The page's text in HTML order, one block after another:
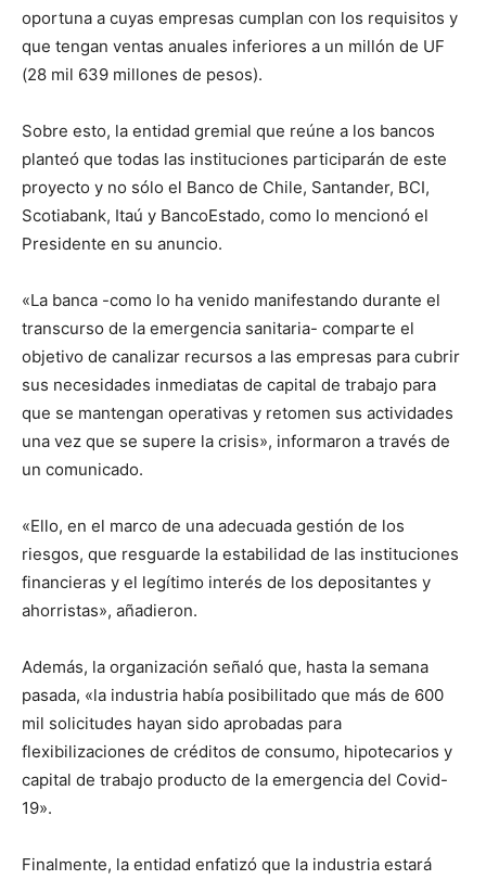
oportuna a cuyas empresas cumplan con los requisitos y
que tengan ventas anuales inferiores a un millón de UF
(28 mil 639 millones de pesos).
Sobre esto, la entidad gremial que reúne a los bancos
planteó que todas las instituciones participarán de este
proyecto y no sólo el Banco de Chile, Santander, BCI,
Scotiabank, Itaú y BancoEstado, como lo mencionó el
Presidente en su anuncio.
«La banca -como lo ha venido manifestando durante el
transcurso de la emergencia sanitaria- comparte el
objetivo de canalizar recursos a las empresas para cubrir
sus necesidades inmediatas de capital de trabajo para
que se mantengan operativas y retomen sus actividades
una vez que se supere la crisis», informaron a través de
un comunicado.
«Ello, en el marco de una adecuada gestión de los
riesgos, que resguarde la estabilidad de las instituciones
financieras y el legítimo interés de los depositantes y
ahorristas», añadieron.
Además, la organización señaló que, hasta la semana
pasada, «la industria había posibilitado que más de 600
mil solicitudes hayan sido aprobadas para
flexibilizaciones de créditos de consumo, hipotecarios y
capital de trabajo producto de la emergencia del Covid-
19».
Finalmente, la entidad enfatizó que la industria estará